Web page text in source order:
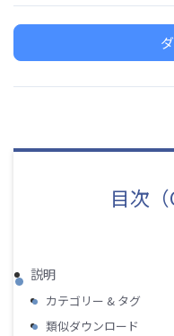
目次
説明
カテゴリー & タグ
類似ダウンロード